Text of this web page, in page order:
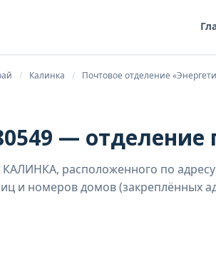
Калинка Почтовое отделение
— отделение
расположенного по адресу
и номеров домов (закреплённых